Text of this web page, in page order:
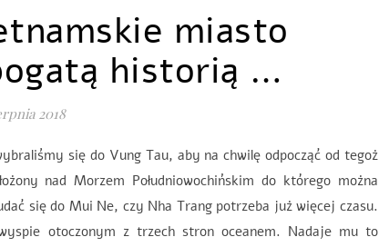
miasto
historią …
2018
się do Vung Tau, aby na chwilę odpocząć od tegoż
nad Morzem Południowochińskim do którego można
się do Mui Ne, czy Nha Trang potrzeba już więcej czasu.
otoczonym z trzech stron oceanem. Nadaje mu to